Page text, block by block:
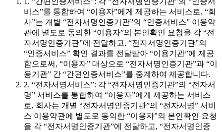
비스”를 통합하여 “이용자”에게 제공하는 서비스로, “회
사”는 개별 “전자서명인증기관”의 “인증서비스” 이용약
관에 별도로 동의한 “이용자”의 본인확인 요청을 각 “전
자서명인증기관”에 전달하고, “전자서명인증기관”의
“인증서비스” 확인 결과를 전달받아 “이용기관”에 제공
함으로써, “이용자” 대상으로 “전자서명인증기관”과 “이
용기관” 간 “간편인증서비스”를 중계하여 제공합니다.
2. “전자서명서비스”: 각 “전자서명인증기관”의 “전자서
명” 서비스를 통합하여 “이용자”에게 제공하는 서비스
로, 회사는 개별 “전자서명인증기관”의 “전자서명” 서비
스 이용약관에 별도로 동의한 “이용자”의 본인확인 요청
을 각 “전자서명인증기관”에 전달하고, “전자서명인증